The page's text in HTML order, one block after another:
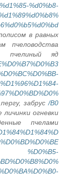
в
пчелиный
пергу, забрус,
личинки